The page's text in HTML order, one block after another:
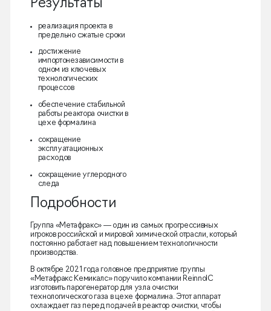
Результаты
реализация проекта в
предельно сжатые сроки
достижение
импортонезависимости в
одном из ключевых
технологических
процессов
обеспечение стабильной
работы реактора очистки в
цехе формалина
сокращение
эксплуатационных
расходов
сокращение углеродного
следа
Подробности
Группа «Метафракс» — один из самых прогрессивных
игроков российской и мировой химической отрасли, который
постоянно работает над повышением технологичности
производства.
В октябре 2021 года головное предприятие группы
«Метафракс Кемикалс» поручило компании ReinnolC
изготовить парогенератор для узла очистки
технологического газа в цехе формалина. Этот аппарат
охлаждает газ перед подачей в реактор очистки, чтобы